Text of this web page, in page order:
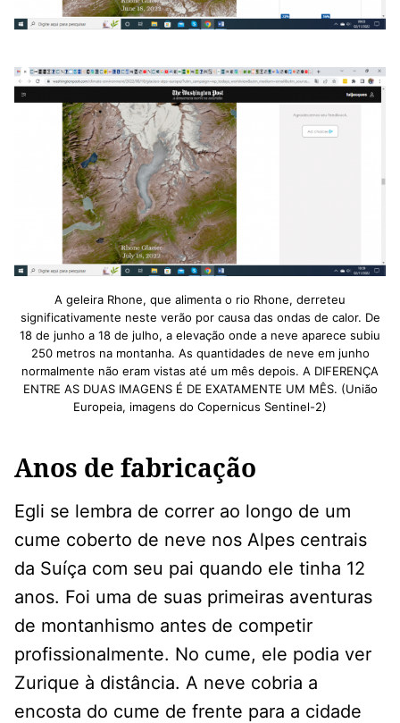
A geleira Rhone, que alimenta o rio Rhone, derreteu
significativamente neste verão por causa das ondas de calor. De
18 de junho a 18 de julho, a elevação onde a neve aparece subiu
250 metros na montanha. As quantidades de neve em junho
normalmente não eram vistas até um mês depois. A DIFERENÇA
ENTRE AS DUAS IMAGENS É DE EXATAMENTE UM MÊS. (União
Europeia, imagens do Copernicus Sentinel-2)
Anos de fabricação
Egli se lembra de correr ao longo de um
cume coberto de neve nos Alpes centrais
da Suíça com seu pai quando ele tinha 12
anos. Foi uma de suas primeiras aventuras
de montanhismo antes de competir
profissionalmente. No cume, ele podia ver
Zurique à distância. A neve cobria a
encosta do cume de frente para a cidade